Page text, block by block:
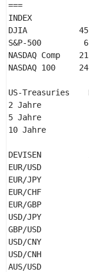
===
INDEX
DJIA
S&P-500
NASDAQ Comp
NASDAQ 100
US-Treasuries
2 Jahre
5 Jahre
10 Jahre
DEVISEN
EUR/USD
EUR/JPY
EUR/CHF
EUR/GBP
USD/JPY
GBP/USD
USD/CNY
USD/CNH
AUS/USD